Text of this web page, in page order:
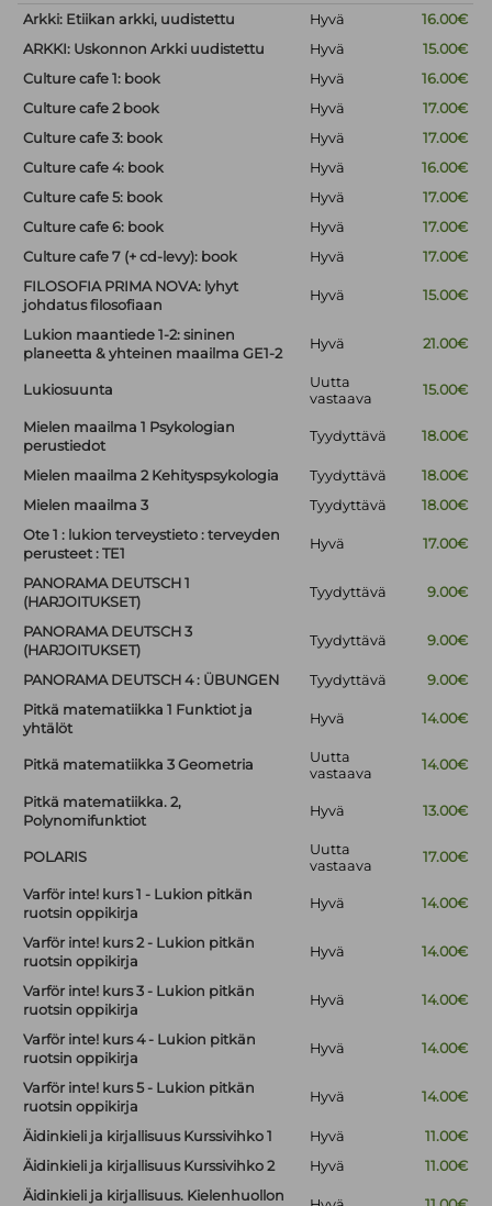
Arkki: Etiikan arkki, uudistettu
Hyvä
16.00€
ARKKI: Uskonnon Arkki uudistettu
Hyvä
15.00€
Culture cafe 1: book
Hyvä
16.00€
Culture cafe 2 book
Hyvä
17.00€
Culture cafe 3: book
Hyvä
17.00€
Culture cafe 4: book
Hyvä
16.00€
Culture cafe 5: book
Hyvä
17.00€
Culture cafe 6: book
Hyvä
17.00€
Culture cafe 7 (+ cd-levy): book
Hyvä
17.00€
FILOSOFIA PRIMA NOVA: lyhyt
johdatus filosofiaan
Hyvä 15.00€
Lukion maantiede 1-2: sininen
planeetta & yhteinen maailma GE1-2
Hyvä 21.00€
Lukiosuunta
Uutta
vastaava
15.00€
Mielen maailma 1 Psykologian
perustiedot
Tyydyttävä 18.00€
Mielen maailma 2 Kehityspsykologia Tyydyttävä
18.00€
Mielen maailma 3
Tyydyttävä
18.00€
Ote 1 : lukion terveystieto : terveyden
perusteet : TE1
Hyvä 17.00€
PANORAMA DEUTSCH 1
(HARJOITUKSET)
Tyydyttävä 9.00€
PANORAMA DEUTSCH 3
(HARJOITUKSET)
Tyydyttävä 9.00€
PANORAMA DEUTSCH 4 : ÜBUNGEN Tyydyttävä
9.00€
Pitkä matematiikka 1 Funktiot ja
yhtälöt
Hyvä 14.00€
Pitkä matematiikka 3 Geometria
Uutta
vastaava
14.00€
Pitkä matematiikka. 2,
Polynomifunktiot
Hyvä 13.00€
POLARIS
Uutta
vastaava
17.00€
Varför inte! kurs 1 - Lukion pitkän
ruotsin oppikirja
Hyvä 14.00€
Varför inte! kurs 2 - Lukion pitkän
ruotsin oppikirja
Hyvä 14.00€
Varför inte! kurs 3 - Lukion pitkän
ruotsin oppikirja
Hyvä 14.00€
Varför inte! kurs 4 - Lukion pitkän
ruotsin oppikirja
Hyvä 14.00€
Varför inte! kurs 5 - Lukion pitkän
ruotsin oppikirja
Hyvä 14.00€
Äidinkieli ja kirjallisuus Kurssivihko 1 Hyvä
11.00€
Äidinkieli ja kirjallisuus Kurssivihko 2
Hyvä
11.00€
Äidinkieli ja kirjallisuus. Kielenhuollon